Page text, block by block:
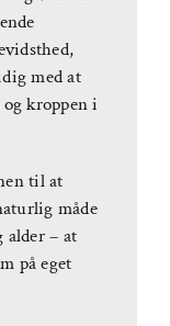
med at
kroppen i
til at
måde
– at
på eget